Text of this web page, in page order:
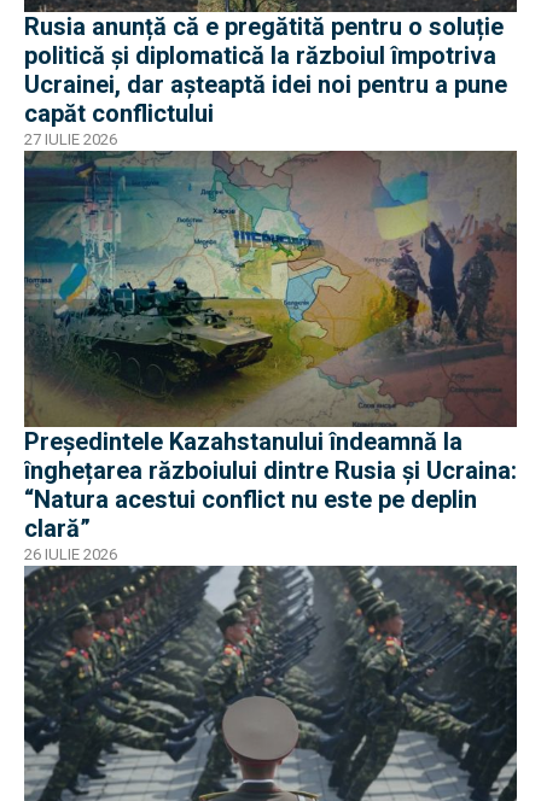
Rusia anunță că e pregătită pentru o soluție
politică și diplomatică la războiul împotriva
Ucrainei, dar așteaptă idei noi pentru a pune
capăt conflictului
27 IULIE 2026
Președintele Kazahstanului îndeamnă la
înghețarea războiului dintre Rusia și Ucraina:
“Natura acestui conflict nu este pe deplin
clară”
26 IULIE 2026